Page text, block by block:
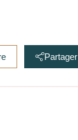
Partager